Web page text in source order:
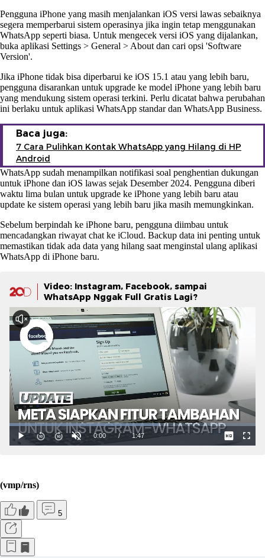
Pengguna iPhone yang masih menjalankan iOS versi lawas sebaiknya
segera memperbarui sistem operasinya jika ingin tetap menggunakan
WhatsApp seperti biasa. Untuk mengecek versi iOS yang dijalankan,
buka aplikasi Settings > General > About dan cari opsi 'Software
Version'.
Jika iPhone tidak bisa diperbarui ke iOS 15.1 atau yang lebih baru,
pengguna disarankan untuk upgrade ke model iPhone yang lebih baru
yang mendukung sistem operasi terkini. Perlu dicatat bahwa perubahan
ini berlaku untuk aplikasi WhatsApp standar dan WhatsApp Business.
Baca juga:
7 Cara Pulihkan Kontak WhatsApp yang Hilang di HP
Android
WhatsApp sudah menampilkan notifikasi soal penghentian dukungan
untuk iPhone dan iOS lawas sejak Desember 2024. Pengguna diberi
waktu lima bulan untuk upgrade ke iPhone yang lebih baru atau
update ke sistem operasi yang lebih baru jika masih memungkinkan.
Sebelum berpindah ke iPhone baru, pengguna diimbau untuk
mencadangkan riwayat chat ke iCloud. Backup data ini penting untuk
memastikan tidak ada data yang hilang saat menginstal ulang aplikasi
WhatsApp di iPhone baru.
Video: Instagram, Facebook, sampai
WhatsApp Nggak Full Gratis Lagi?
(vmp/rns)
5